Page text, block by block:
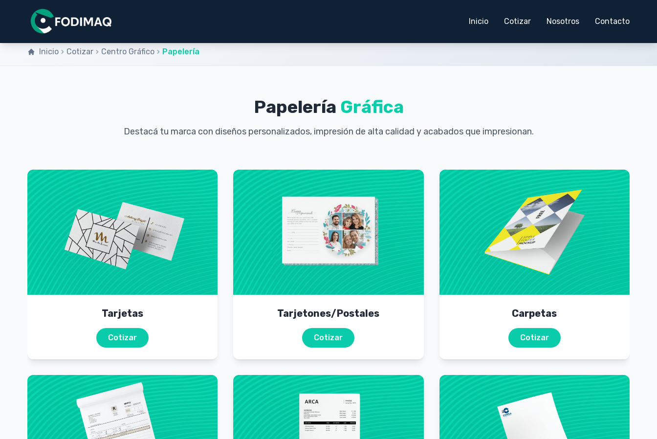
Inicio Cotizar Nosotros Contacto
Inicio Cotizar Centro Gráfico Papelería
Papelería Gráfica
Destacá tu marca con diseños personalizados, impresión de alta calidad y acabados que impresionan.
Tarjetas
Cotizar
Tarjetones/Postales
Cotizar
Carpetas
Cotizar